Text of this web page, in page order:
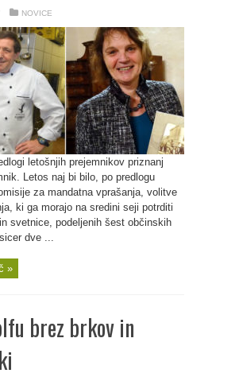
NOVICE
letošnjih prejemnikov priznanj
Letos naj bi bilo, po predlogu
za mandatna vprašanja, volitve
ki ga morajo na sredini seji potrditi
svetnice, podeljenih šest občinskih
dve ...
»
brez brkov in